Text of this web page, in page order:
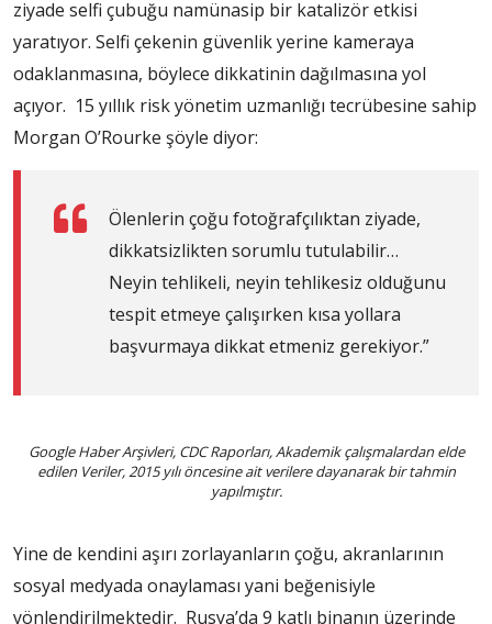
ziyade selfi çubuğu namünasip bir katalizör etkisi
yaratıyor. Selfi çekenin güvenlik yerine kameraya
odaklanmasına, böylece dikkatinin dağılmasına yol
açıyor. 15 yıllık risk yönetim uzmanlığı tecrübesine sahip
Morgan O’Rourke şöyle diyor:
Ölenlerin çoğu fotoğrafçılıktan ziyade,
dikkatsizlikten sorumlu tutulabilir…
Neyin tehlikeli, neyin tehlikesiz olduğunu
tespit etmeye çalışırken kısa yollara
başvurmaya dikkat etmeniz gerekiyor.”
Google Haber Arşivleri, CDC Raporları, Akademik çalışmalardan elde
edilen Veriler, 2015 yılı öncesine ait verilere dayanarak bir tahmin
yapılmıştır.
Yine de kendini aşırı zorlayanların çoğu, akranlarının
sosyal medyada onaylaması yani beğenisiyle
yönlendirilmektedir. Rusya’da 9 katlı binanın üzerinde